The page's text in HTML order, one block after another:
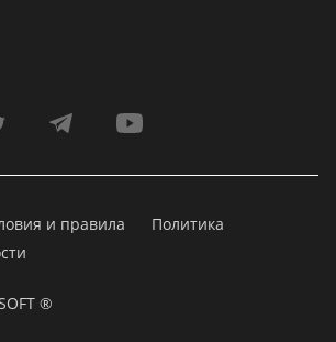
и правила
Политика
®